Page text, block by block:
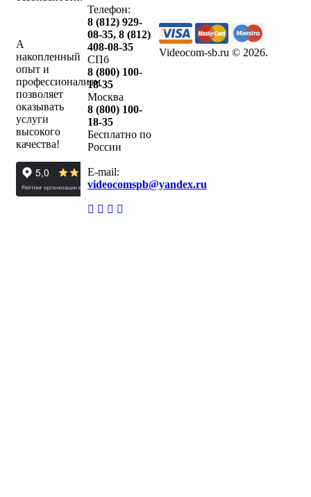
А
накопленный
опыт и
профессионализм
позволяет
оказывать
услуги
высокого
качества!
Телефон:
8 (812) 929-
08-35,8 (812)
408-08-35
СПб
8 (800) 100-
18-35
Москва
8 (800) 100-
18-35
Бесплатно по
России
E-mail:
videocomspb@yandex.ru
Videocom-sb.ru © 2026.